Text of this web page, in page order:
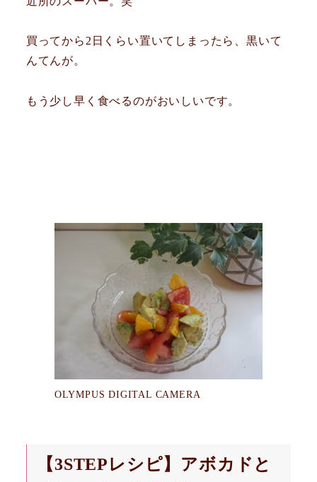
買ってから2日くらい置いてしまったら、黒いて
んてんが。
もう少し早く食べるのがおいしいです。
OLYMPUS DIGITAL CAMERA
【3STEPレシピ】アボカドと